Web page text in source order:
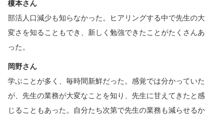
榎本さん
部活人口減少も知らなかった。ヒアリングする中で先生の大
変さを知ることもでき、新しく勉強できたことがたくさんあ
った。
岡野さん
学ぶことが多く、毎時間新鮮だった。感覚では分かっていた
が、先生の業務が大変なことを知り、先生に甘えてきたと感
じることもあった。自分たち次第で先生の業務も減らせるか